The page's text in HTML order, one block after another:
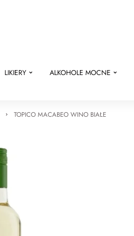
LIKIERY ALKOHOLE MOCNE
TOPICO MACABEO WINO BIAŁE